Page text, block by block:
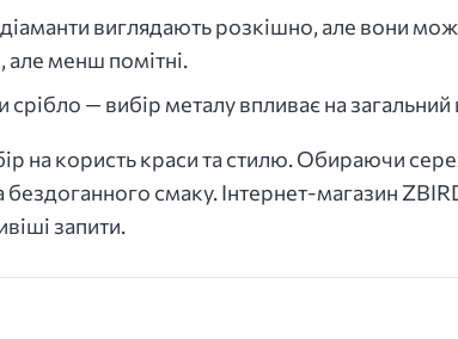
діаманти виглядають розкішно, але вони
але менш помітні.
— вибір металу впливає на загальний
на користь краси та стилю. Обираючи
бездоганного смаку. Інтернет-магазин
запити.